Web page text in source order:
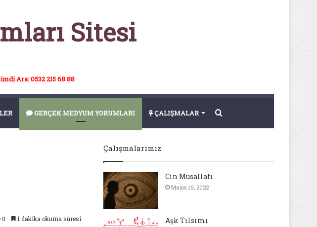
Sitesi
Ara: 0532 215 68 88
GERÇEK MEDYUM YORUMLARI ÇALIŞMALAR
0 1 dakika okuma süresi
Çalışmalarımız
Cin Musallatı
Mayıs 15, 2022
Aşk Tılsımı